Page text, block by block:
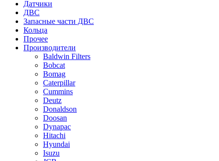
Датчики
ДВС
Запасные части ДВС
Кольца
Прочее
Производители
Baldwin Filters
Bobcat
Bomag
Caterpillar
Cummins
Deutz
Donaldson
Doosan
Dynapac
Hitachi
Hyundai
Isuzu